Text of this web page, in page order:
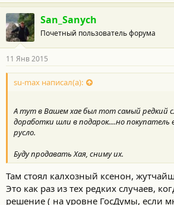
San_Sanych
Почетный пользователь форума
11 Янв 2015
su-max написал(а):
А тут в Вашем хае был тот самый редкий
доработки шли в подарок....но покупатель
русло.
Буду продавать Хая, сниму их.
Там стоял калхозный ксенон,
Это как раз из тех редких случаев,
решение ( на уровне ГосДумы, если